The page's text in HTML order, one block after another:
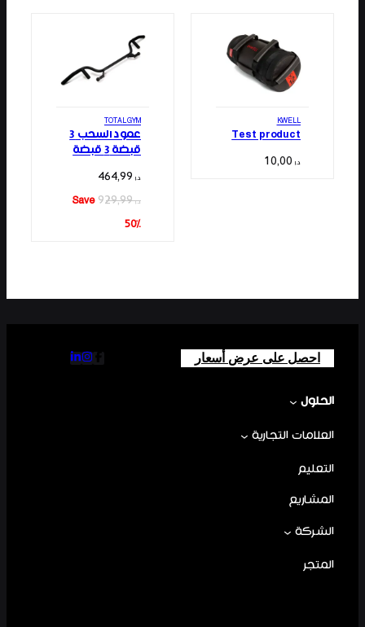
KWELL
Test product
د.إ10,00
TOTAL GYM
عمود السحب 3
قبضة 3 قبضة
د.إ464,99
د.إ929,99
Save
50%
احصل على عرض أسعار
الحلول
العلامات التجارية
التعليم
المشاريع
الشركة
المتجر